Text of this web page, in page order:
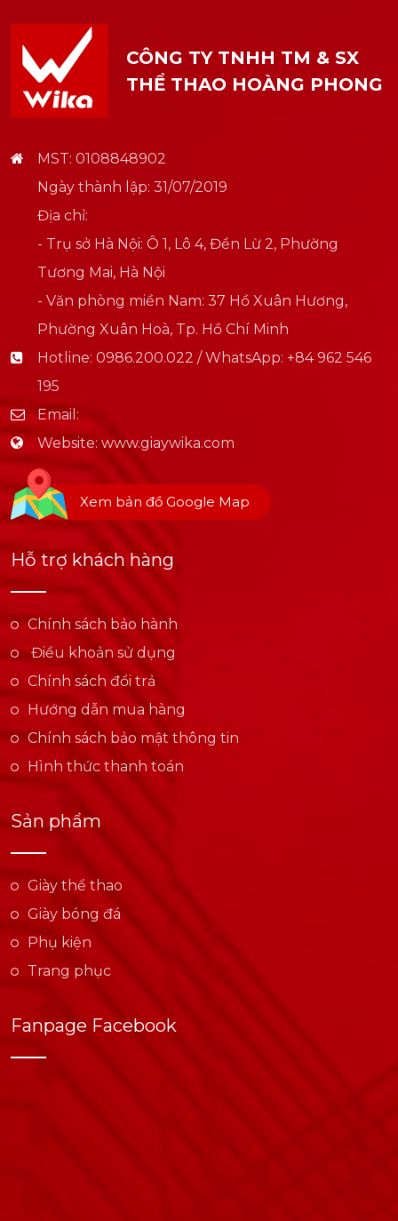
CÔNG TY TNHH TM & SX
THỂ THAO HOÀNG PHONG
MST: 0108848902
Ngày thành lập: 31/07/2019
Địa chỉ:
- Trụ sở Hà Nội: Ô 1, Lô 4, Đền Lừ 2, Phường
Tương Mai, Hà Nội
- Văn phòng miền Nam: 37 Hồ Xuân Hương,
Phường Xuân Hoà, Tp. Hồ Chí Minh
Hotline: 0986.200.022 / WhatsApp: +84 962 546
195
Email:
Website: www.giaywika.com
Xem bản đồ Google Map
Hỗ trợ khách hàng
Chính sách bảo hành
Điều khoản sử dụng
Chính sách đổi trả
Hướng dẫn mua hàng
Chính sách bảo mật thông tin
Hình thức thanh toán
Sản phẩm
Giày thể thao
Giày bóng đá
Phụ kiện
Trang phục
Fanpage Facebook